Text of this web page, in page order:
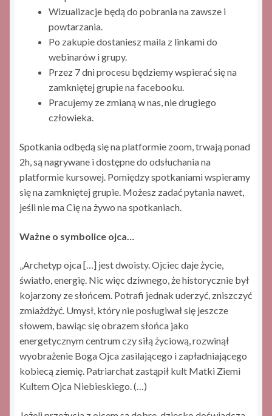
Wizualizacje będą do pobrania na zawsze i
powtarzania.
Po zakupie dostaniesz maila z linkami do
webinarów i grupy.
Przez 7 dni procesu będziemy wspierać się na
zamkniętej grupie na facebooku.
Pracujemy ze zmianą w nas, nie drugiego
człowieka.
Spotkania odbędą się na platformie zoom, trwają ponad
2h, są nagrywane i dostępne do odsłuchania na
platformie kursowej. Pomiędzy spotkaniami wspieramy
się na zamkniętej grupie. Możesz zadać pytania nawet,
jeśli nie ma Cię na żywo na spotkaniach.
Ważne o symbolice ojca…
„Archetyp ojca […] jest dwoisty. Ojciec daje życie,
światło, energię. Nic więc dziwnego, że historycznie był
kojarzony ze słońcem. Potrafi jednak uderzyć, zniszczyć
zmiażdżyć. Umysł, który nie posługiwał się jeszcze
słowem, bawiąc się obrazem słońca jako
energetycznym centrum czy siłą życiową, rozwinął
wyobrażenie Boga Ojca zasilającego i zapładniającego
kobiecą ziemię. Patriarchat zastąpił kult Matki Ziemi
Kultem Ojca Niebieskiego. (…)